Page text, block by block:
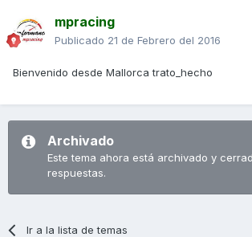
mpracing
Publicado 21 de Febrero del 2016
Bienvenido desde Mallorca trato_hecho
Archivado
Este tema ahora está archivado y
respuestas.
Ir a la lista de temas